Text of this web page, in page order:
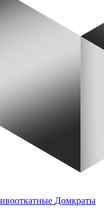
Домкраты